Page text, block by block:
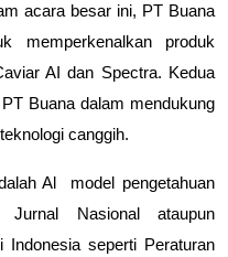
acara besar ini, PT Buana
memperkenalkan produk
AI dan Spectra. Kedua
Buana dalam mendukung
canggih.
Al model pengetahuan
Nasional ataupun
Indonesia seperti Peraturan